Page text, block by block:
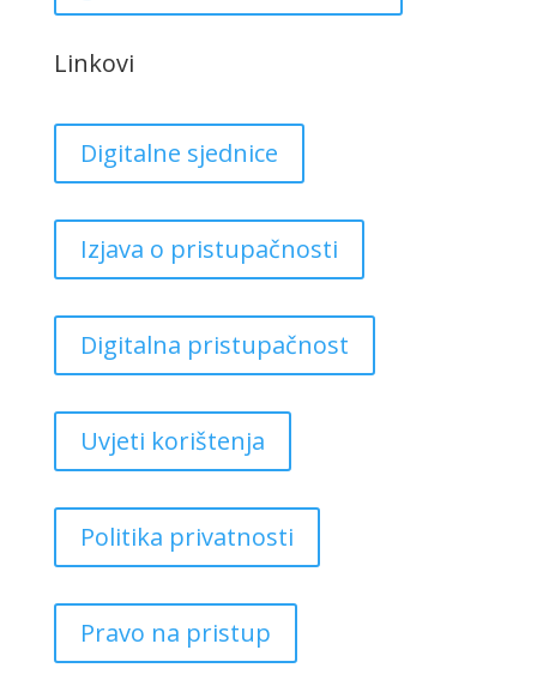
Linkovi
Digitalne sjednice
Izjava o pristupačnosti
Digitalna pristupačnost
Uvjeti korištenja
Politika privatnosti
Pravo na pristup